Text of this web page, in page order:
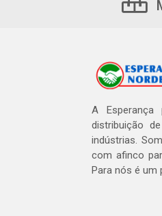
A
distribuição
indústrias.
com afinco
Para nós é um